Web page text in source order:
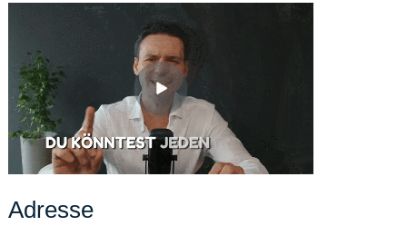
Adresse